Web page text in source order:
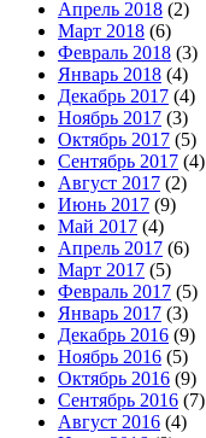
Апрель 2018 (2)
Март 2018 (6)
Февраль 2018 (3)
Январь 2018 (4)
Декабрь 2017 (4)
Ноябрь 2017 (3)
Октябрь 2017 (5)
Сентябрь 2017 (4)
Август 2017 (2)
Июнь 2017 (9)
Май 2017 (4)
Апрель 2017 (6)
Март 2017 (5)
Февраль 2017 (5)
Январь 2017 (3)
Декабрь 2016 (9)
Ноябрь 2016 (5)
Октябрь 2016 (9)
Сентябрь 2016 (7)
Август 2016 (4)